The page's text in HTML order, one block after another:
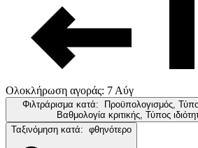
Ολοκλήρωση αγοράς: 7 Αύγ
Φιλτράρισμα κατά:
Προϋπολογισμός,
Βαθμολογία κριτικής, Τύπος
Ταξινόμηση κατά: φθηνότερο